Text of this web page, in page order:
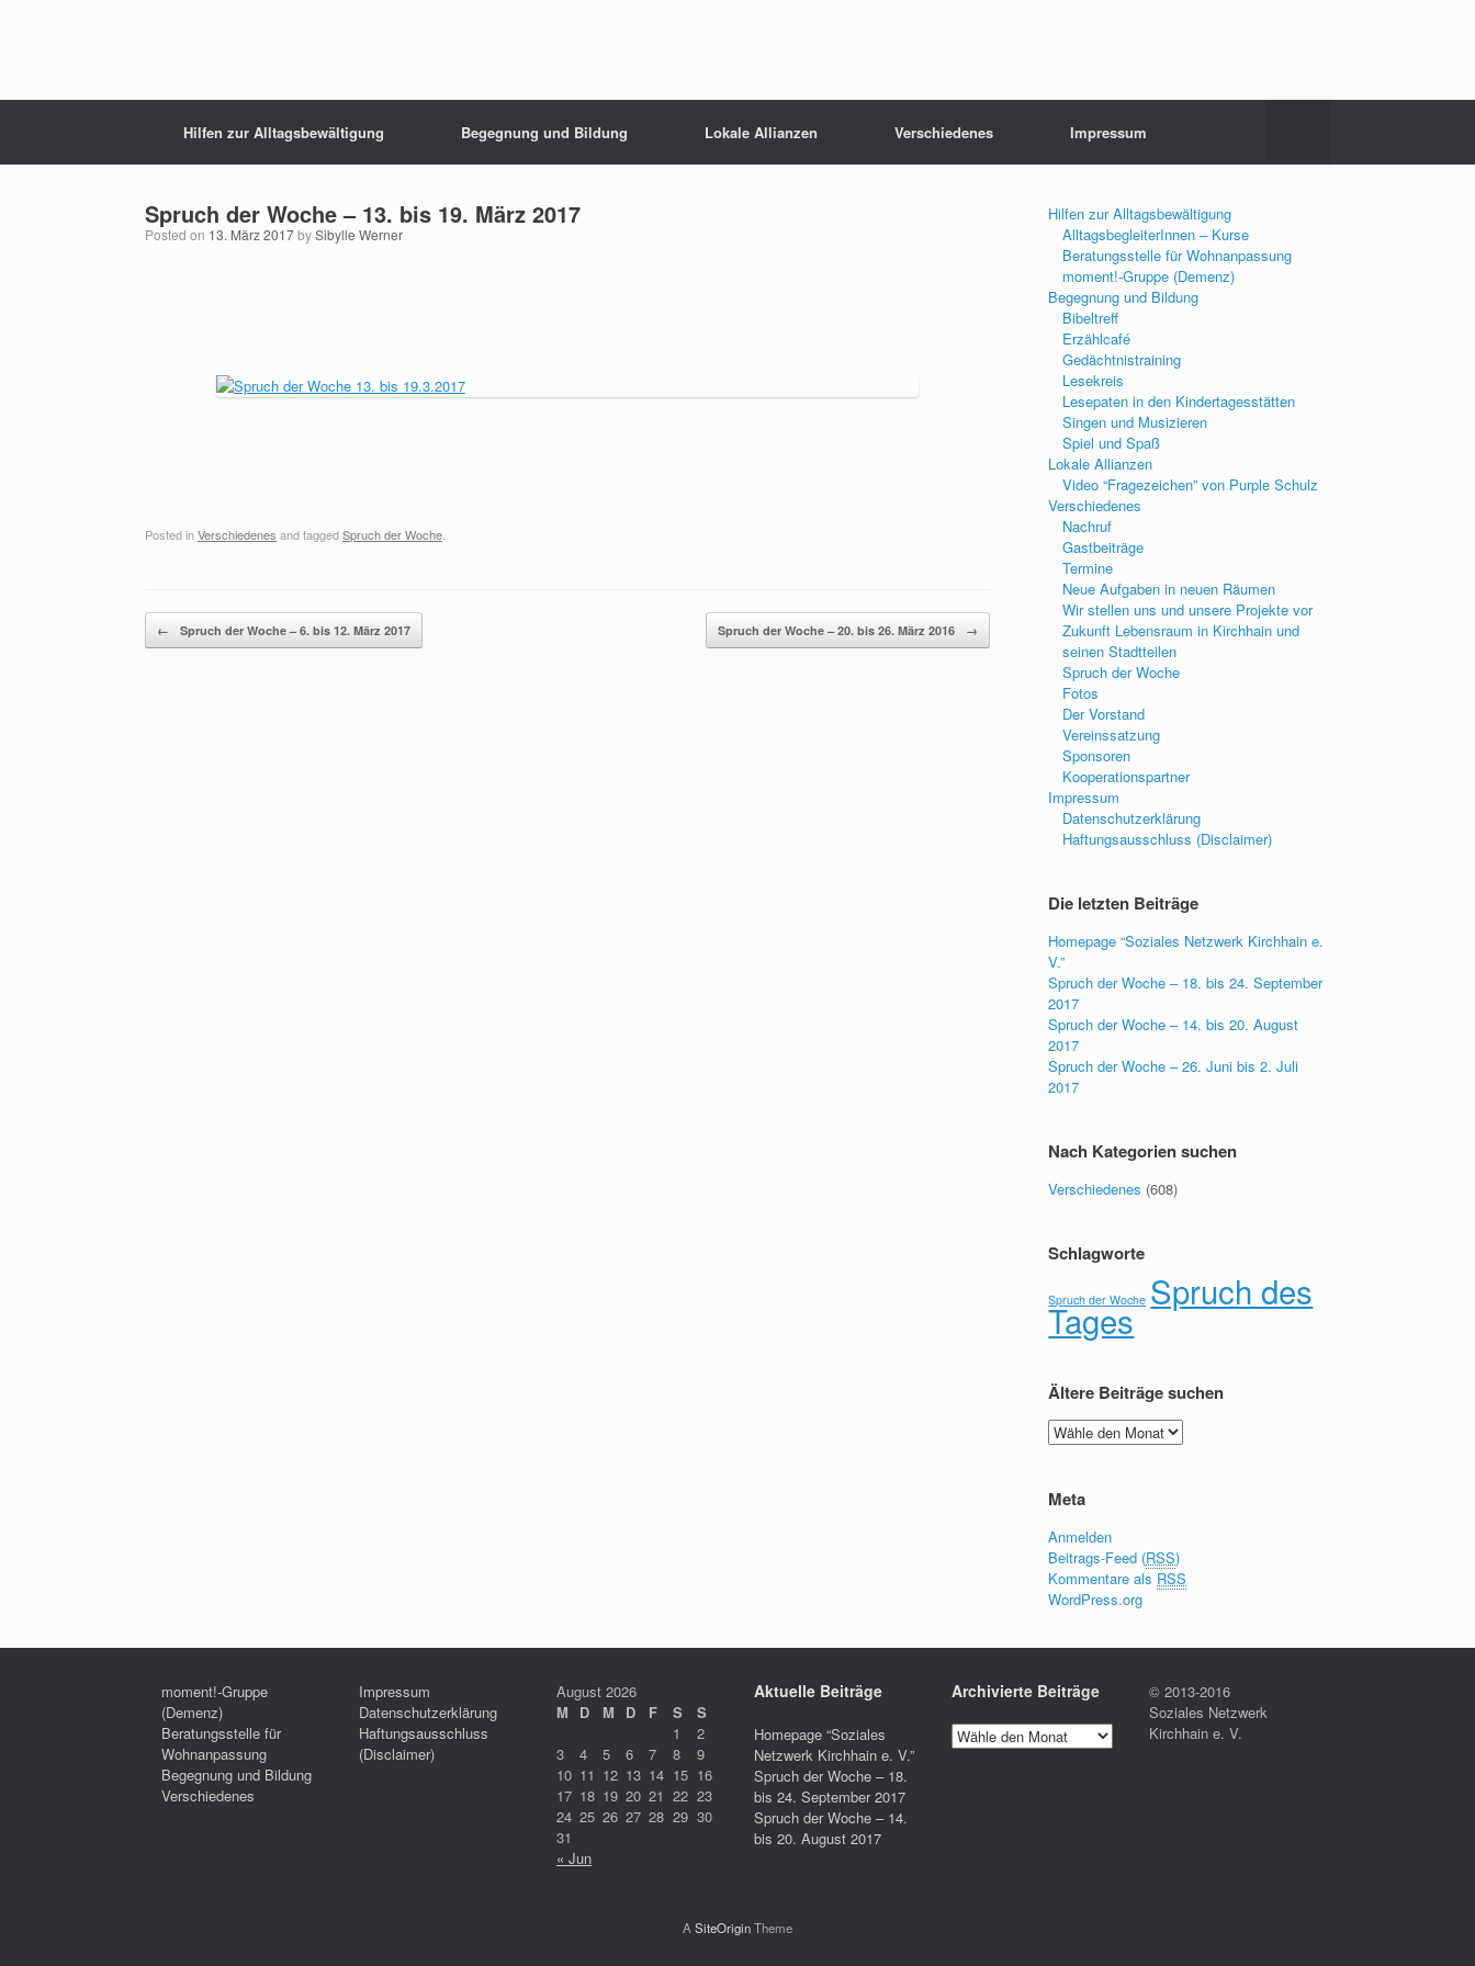
Hilfen zur Alltagsbewältigung Begegnung und Bildung Lokale Allianzen Verschiedenes Impressum
Spruch der Woche – 13. bis 19. März 2017
Posted on 13. März 2017bySibylle Werner
Posted inVerschiedenes and taggedSpruch der Woche
Post navigation
← Spruch der Woche – 6. bis 12. März 2017 Spruch der Woche – 20. bis 26. März 2016 →
Hilfen zur Alltagsbewältigung
AlltagsbegleiterInnen – Kurse
Beratungsstelle für Wohnanpassung
moment!-Gruppe (Demenz)
Begegnung und Bildung
Bibeltreff
Erzählcafé
Gedächtnistraining
Lesekreis
Lesepaten in den Kindertagesstätten
Singen und Musizieren
Spiel und Spaß
Lokale Allianzen
Video “Fragezeichen” von Purple Schulz
Verschiedenes
Nachruf
Gastbeiträge
Termine
Neue Aufgaben in neuen Räumen
Wir stellen uns und unsere Projekte vor
Zukunft Lebensraum in Kirchhain und
seinen Stadtteilen
Spruch der Woche
Fotos
Der Vorstand
Vereinssatzung
Sponsoren
Kooperationspartner
Impressum
Datenschutzerklärung
Haftungsausschluss (Disclaimer)
Die letzten Beiträge
Homepage “Soziales Netzwerk Kirchhain e.
V.”
Spruch der Woche – 18. bis 24. September
2017
Spruch der Woche – 14. bis 20. August
2017
Spruch der Woche – 26. Juni bis 2. Juli
2017
Nach Kategorien suchen
Verschiedenes (608)
Schlagworte
Spruch der Woche Spruch des
Tages
Ältere Beiträge suchen
Meta
Anmelden
Beitrags-Feed (RSS)
Kommentare als RSS
WordPress.org
moment!-Gruppe
(Demenz)
Beratungsstelle für
Wohnanpassung
Begegnung und Bildung
Verschiedenes
Impressum
Datenschutzerklärung
Haftungsausschluss
(Disclaimer)
August 2026
M
D M D F S S
« Jun
1
2
3
4 5 6 7 8
9
10 11 12 13 14 15 16
17 18 19 20 21 22 23
24 25 26 27 28 29 30
31
Aktuelle Beiträge
Homepage “Soziales
Netzwerk Kirchhain e. V.”
Spruch der Woche – 18.
bis 24. September 2017
Spruch der Woche – 14.
bis 20. August 2017
Archivierte Beiträge
© 2013-2016
Soziales Netzwerk
Kirchhain e. V.
A SiteOriginTheme